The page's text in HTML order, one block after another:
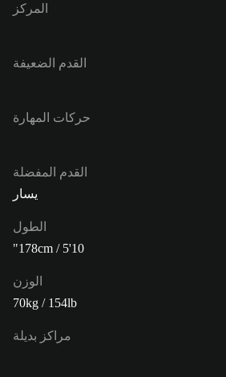
المركز
القدم الضعيفة
حركات المهارة
القدم المفضلة
يسار
الطول
178cm / 5'10"
الوزن
70kg / 154lb
مراكز بديلة